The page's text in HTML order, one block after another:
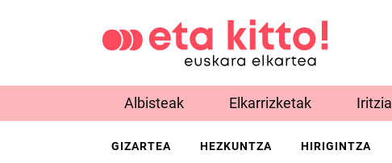
Albisteak Elkarrizketak Iritzia
GIZARTEA HEZKUNTZA HIRIGINTZA